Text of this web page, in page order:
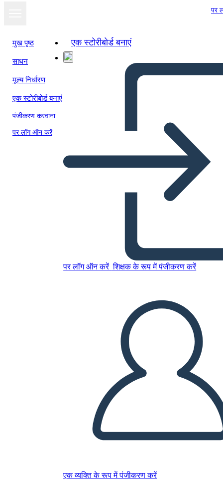
पर
मुख पृष्ठ
साधन
मूल्य निर्धारण
एक स्टोरीबोर्ड बनाएं
पंजीकरण करवाना
पर लॉग ऑन करें
एक स्टोरीबोर्ड बनाएं
पर लॉग ऑन करें शिक्षक के रूप में पंजीकरण करें
एक व्यक्ति के रूप में पंजीकरण करें
डिस्कशन कार्ड लैंडस्केप BW 1
इस स्टोरीबोर्ड को कॉपी करें
स्टोरीबोर्ड बनाएं
मुझे पढ़कर सुनाओ
स्लाइड शो के रूप में
देखें